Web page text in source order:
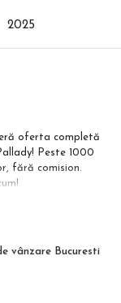
2025
vânzare Bucuresti
oferta completă
Peste 1000
fără comision.